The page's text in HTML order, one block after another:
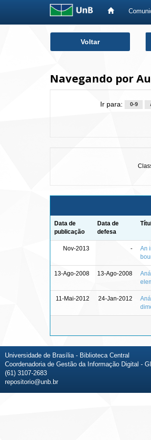
Voltar
Navegando por
Ir para: 0-9
Data de
publicação
Data de
defesa
Nov-2013 -
An
13-Ago-2008 13-Ago-2008
11-Mai-2012 24-Jan-2012
Universidade de Brasília - Biblioteca Central
Coordenadoria de Gestão da Informação Digital -
(61) 3107-2683
repositorio@unb.br